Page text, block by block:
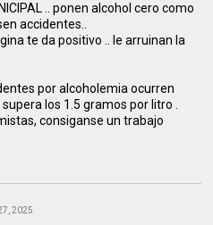
.. ponen alcohol cero como
accidentes..
te da positivo .. le arruinan la
por alcoholemia ocurren
los 1.5 gramos por litro .
consiganse un trabajo
2025